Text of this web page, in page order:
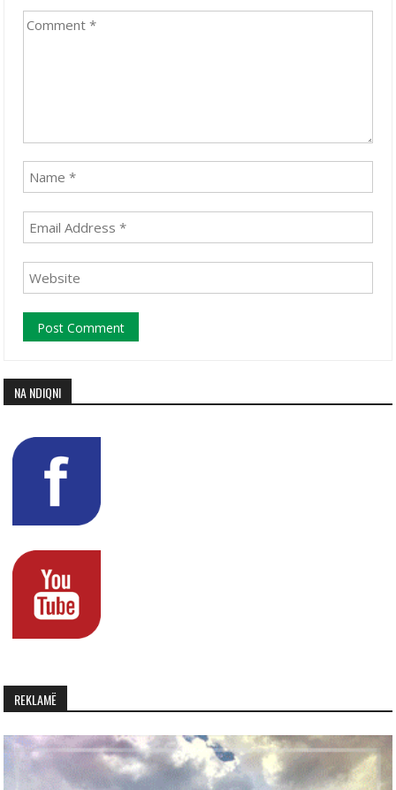
NA NDIQNI
REKLAMË